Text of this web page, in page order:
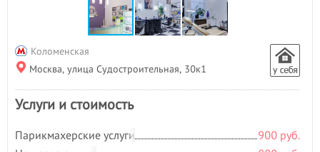
Коломенская
Москва, улица Судостроительная, 30к1
Услуги и стоимость
Парикмахерские услуги
900 руб.